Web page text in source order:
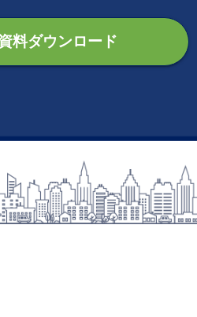
料ダウンロード